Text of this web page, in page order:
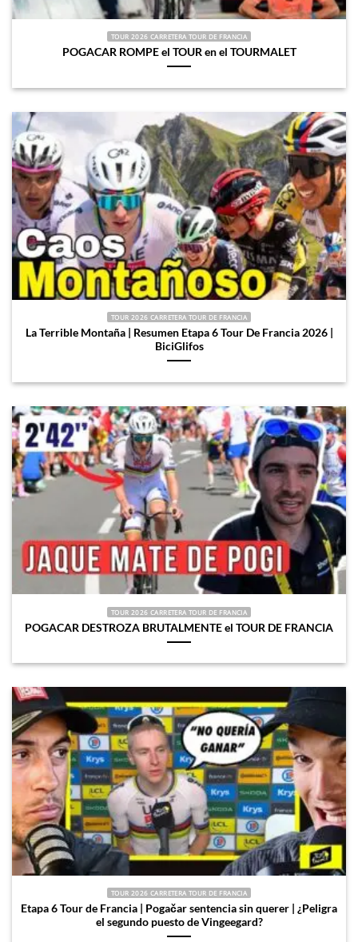
TOUR 2026 CARRETERA TOUR DE FRANCIA
POGACAR ROMPE el TOUR en el TOURMALET
TOUR 2026 CARRETERA TOUR DE FRANCIA
La Terrible Montaña | Resumen Etapa 6 Tour De Francia 2026 |
BiciGlifos
TOUR 2026 CARRETERA TOUR DE FRANCIA
POGACAR DESTROZA BRUTALMENTE el TOUR DE FRANCIA
TOUR 2026 CARRETERA TOUR DE FRANCIA
Etapa 6 Tour de Francia | Pogačar sentencia sin querer | ¿Peligra
el segundo puesto de Vingeegard?